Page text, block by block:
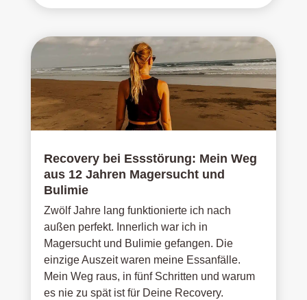
Recovery bei Essstörung: Mein Weg
aus 12 Jahren Magersucht und
Bulimie
Zwölf Jahre lang funktionierte ich nach
außen perfekt. Innerlich war ich in
Magersucht und Bulimie gefangen. Die
einzige Auszeit waren meine Essanfälle.
Mein Weg raus, in fünf Schritten und warum
es nie zu spät ist für Deine Recovery.